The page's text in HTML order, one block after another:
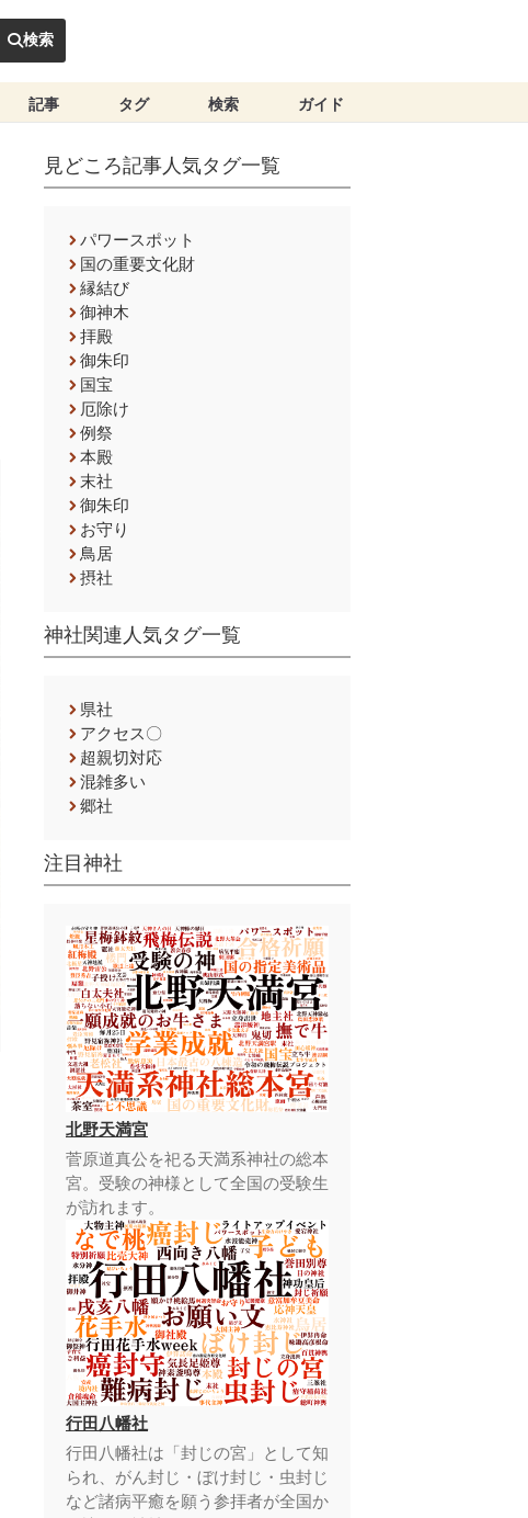
検索
記事 タグ 検索 ガイド
見どころ記事人気タグ一覧
パワースポット
国の重要文化財
縁結び
御神木
拝殿
御朱印
国宝
厄除け
例祭
本殿
末社
御朱印
お守り
鳥居
摂社
神社関連人気タグ一覧
県社
アクセス〇
超親切対応
混雑多い
郷社
注目神社
北野天満宮
菅原道真公を祀る天満系神社の総本
宮。受験の神様として全国の受験生
が訪れます。
行田八幡社
行田八幡社は「封じの宮」として知
られ、がん封じ・ぼけ封じ・虫封じ
など諸病平癒を願う参拝者が全国か